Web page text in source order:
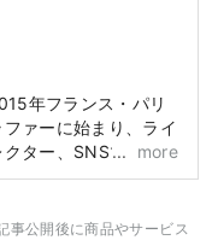
年フランス・パリ
ァーに始まり、ライ
ター、SNSマーケ
リアを邁進。週末は
more
事公開後に商品やサービス